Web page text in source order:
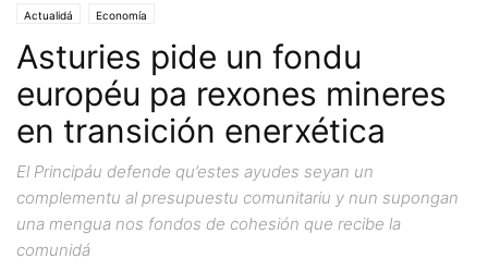
Actualidá Economía
Asturies pide un fondu
européu pa rexones mineres
en transición enerxética
El Principáu defende qu’estes ayudes seyan un
complementu al presupuestu comunitariu y nun supongan
una mengua nos fondos de cohesión que recibe la
comunidá